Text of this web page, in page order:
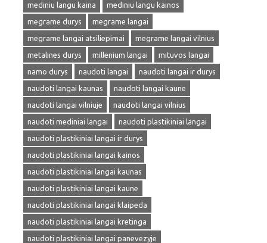
mediniu langu kaina
mediniu langu kainos
megrame durys
megrame langai
megrame langai atsiliepimai
megrame langai vilnius
metalines durys
millenium langai
mituvos langai
namo durys
naudoti langai
naudoti langai ir durys
naudoti langai kaunas
naudoti langai kaune
naudoti langai vilniuje
naudoti langai vilnius
naudoti mediniai langai
naudoti plastikiniai langai
naudoti plastikiniai langai ir durys
naudoti plastikiniai langai kainos
naudoti plastikiniai langai kaunas
naudoti plastikiniai langai kaune
naudoti plastikiniai langai klaipeda
naudoti plastikiniai langai kretinga
naudoti plastikiniai langai panevezyje